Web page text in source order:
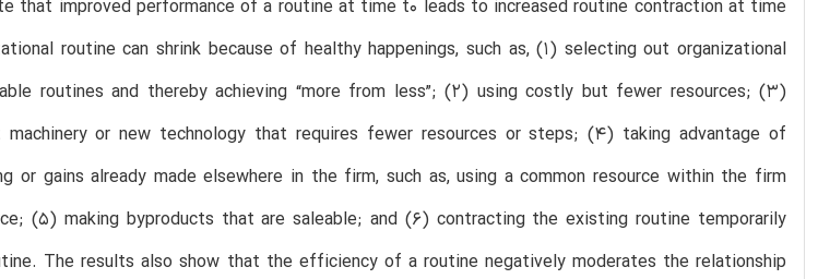
that improved performance of a routine at time t0 leads to increased routine contraction at time
routine can shrink because of healthy happenings, such as, (1) selecting out organizational
routines and thereby achieving “more from less”; (2) using costly but fewer resources; (3)
or new technology that requires fewer resources or steps; (4) taking advantage of
or gains already made elsewhere in the firm, such as, using a common resource within the firm
(5) making byproducts that are saleable; and (6) contracting the existing routine temporarily
The results also show that the efficiency of a routine negatively moderates the relationship